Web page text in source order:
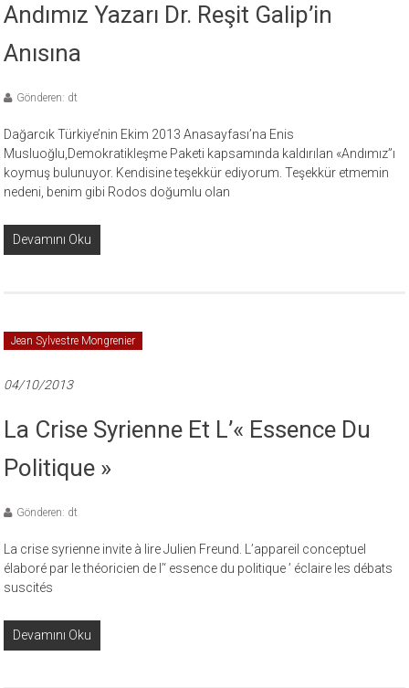
Andımız Yazarı Dr. Reşit Galip’in
Anısına
Gönderen: dt
Dağarcık Türkiye’nin Ekim 2013 Anasayfası’na Enis
Musluoğlu,Demokratikleşme Paketi kapsamında kaldırılan «Andımız”ı
koymuş bulunuyor. Kendisine teşekkür ediyorum. Teşekkür etmemin
nedeni, benim gibi Rodos doğumlu olan
Devamını Oku
Jean Sylvestre Mongrenier
04/10/2013
La Crise Syrienne Et L’« Essence Du
Politique »
Gönderen: dt
La crise syrienne invite à lire Julien Freund. L’appareil conceptuel
élaboré par le théoricien de l’‘ essence du politique ’ éclaire les débats
suscités
Devamını Oku